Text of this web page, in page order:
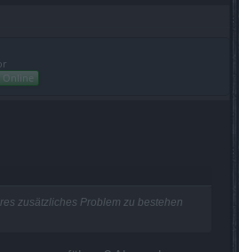
Online
zusätzliches Problem zu bestehen